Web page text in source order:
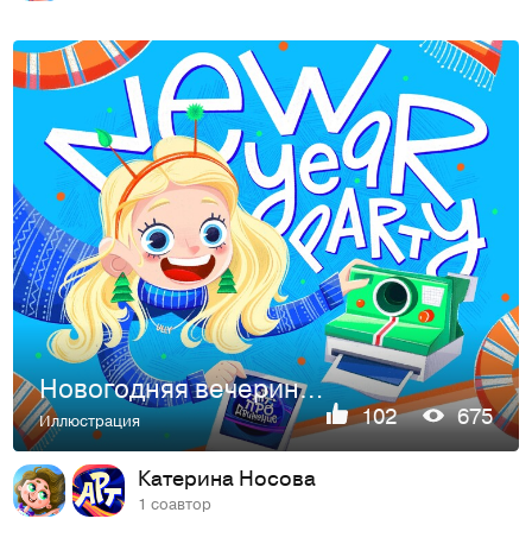
Новогодняя вечеринка иллюстраторов
Иллюстрация 102 675
Катерина Носова
1 соавтор